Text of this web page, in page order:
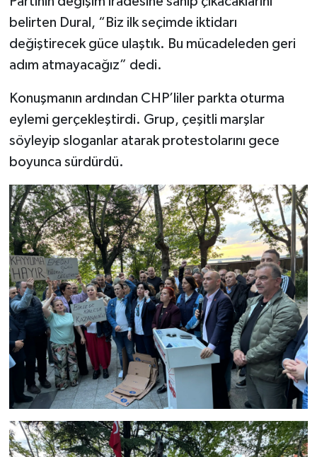
belirten Dural, “Biz ilk seçimde iktidarı
değiştirecek güce ulaştık. Bu mücadeleden geri
adım atmayacağız” dedi.
Konuşmanın ardından CHP’liler parkta oturma
eylemi gerçekleştirdi. Grup, çeşitli marşlar
söyleyip sloganlar atarak protestolarını gece
boyunca sürdürdü.